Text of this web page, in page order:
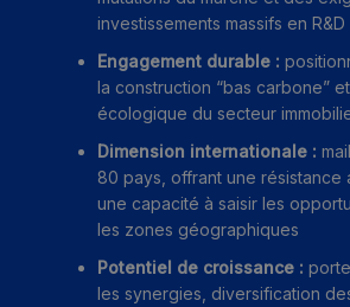
investissements massifs en R&D
Engagement durable :
la construction “bas carbone”
écologique du secteur
Dimension internationale :
80 pays, offrant une résistance
une capacité à saisir les
les zones géographiques
Potentiel de croissance :
les synergies, diversification